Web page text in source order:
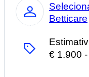
Especialista
Betticare
€ 1.900 -